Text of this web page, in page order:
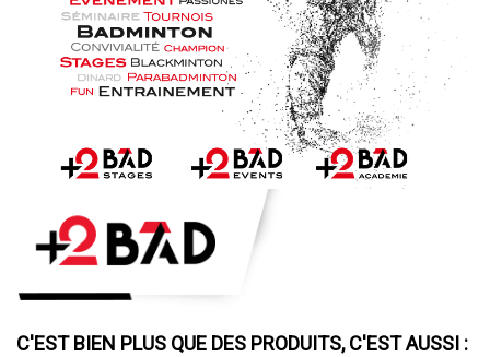
C'EST BIEN PLUS QUE DES PRODUITS, C'EST AUSSI :